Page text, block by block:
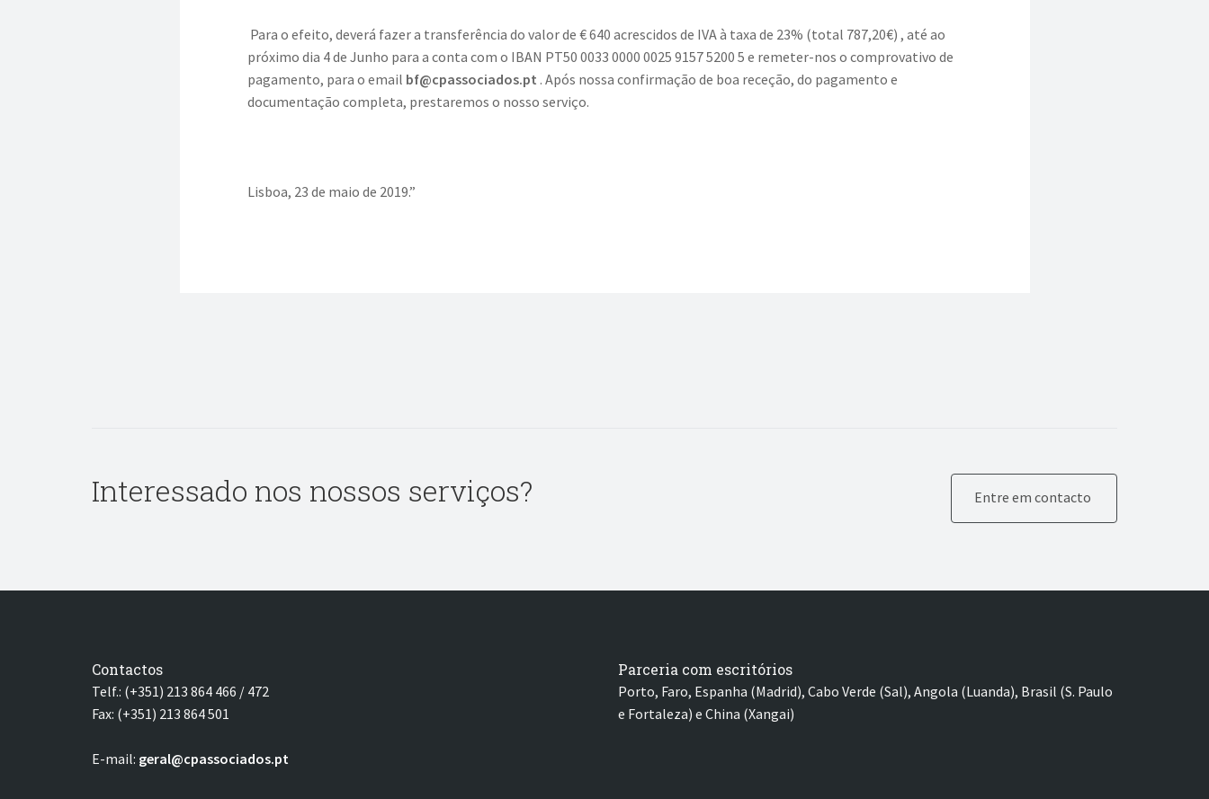
Para o efeito, deverá fazer a transferência do valor de € 640 acrescidos de IVA à taxa de 23% (total 787,20€) , até ao
próximo dia 4 de Junho para a conta com o IBAN PT50 0033 0000 0025 9157 5200 5 e remeter-nos o comprovativo de
pagamento, para o email bf@cpassociados.pt . Após nossa confirmação de boa receção, do pagamento e
documentação completa, prestaremos o nosso serviço.
Lisboa, 23 de maio de 2019.”
Interessado nos nossos serviços? Entre em contacto
Contactos
Telf.: (+351) 213 864 466 / 472
Fax: (+351) 213 864 501
E-mail: geral@cpassociados.pt
Parceria com escritórios
Porto, Faro, Espanha (Madrid), Cabo Verde (Sal), Angola (Luanda), Brasil (S. Paulo
e Fortaleza) e China (Xangai)